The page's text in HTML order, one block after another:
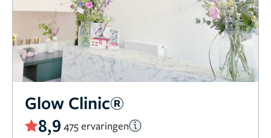
Glow Clinic®
8,9 475 ervaringen